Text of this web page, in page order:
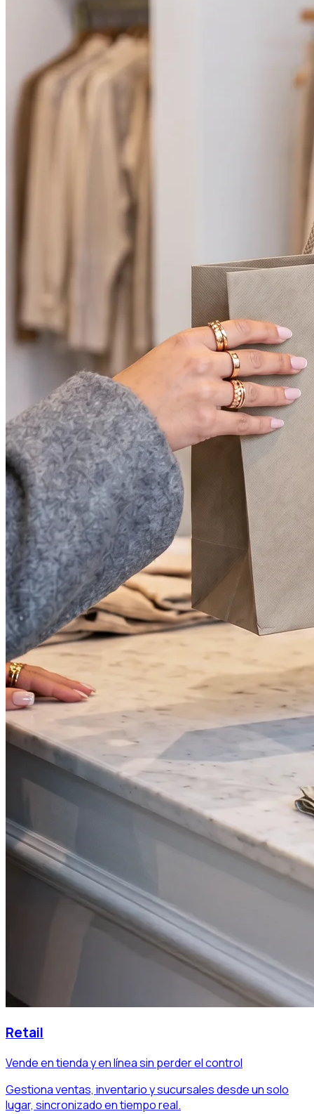
Retail
Vende en tienda y en línea sin perder el control
Gestiona ventas, inventario y sucursales desde un solo
lugar, sincronizado en tiempo real.